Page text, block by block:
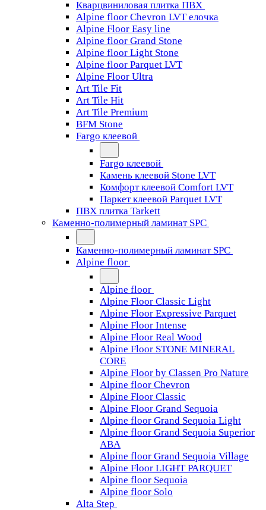
Кварцвиниловая плитка ПВХ
Alpine floor Chevron LVT елочка
Alpine Floor Easy line
Alpine floor Grand Stone
Alpine floor Light Stone
Alpine floor Parquet LVT
Alpine Floor Ultra
Art Tile Fit
Art Tile Hit
Art Tile Premium
BFM Stone
Fargo клеевой
Fargo клеевой
Камень клеевой Stone LVT
Комфорт клеевой Comfort LVT
Паркет клеевой Parquet LVT
ПВХ плитка Tarkett
Каменно-полимерный ламинат SPC
Каменно-полимерный ламинат SPC
Alpine floor
Alpine floor
Alpine Floor Classic Light
Alpine Floor Expressive Parquet
Alpine Floor Intense
Alpine Floor Real Wood
Alpine Floor STONE MINERAL
CORE
Alpine Floor by Classen Pro Nature
Alpine floor Chevron
Alpine Floor Classic
Alpine Floor Grand Sequoia
Alpine floor Grand Sequoia Light
Alpine floor Grand Sequoia Superior
ABA
Alpine floor Grand Sequoia Village
Alpine Floor LIGHT PARQUET
Alpine floor Sequoia
Alpine floor Solo
Alta Step